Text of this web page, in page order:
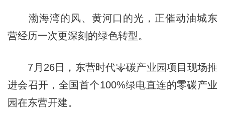
渤海湾的风、黄河口的光，正催动油城东
营经历一次更深刻的绿色转型。
7月26日，东营时代零碳产业园项目现场推
进会召开，全国首个100%绿电直连的零碳产业
园在东营开建。